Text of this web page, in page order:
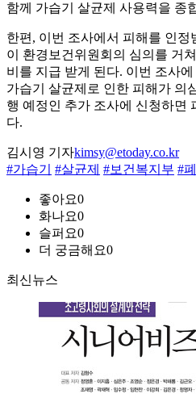
함께 가습기 살균제 사용력을 종
한편, 이번 조사에서 피해를 인정
이 환경보건위원회의 심의를 거
비를 지급 받게 된다. 이번 조사
가습기 살균제로 인한 피해가 의
행 예정인 추가 조사에 신청하면
다.
김시영 기자kimsy@etoday.co.kr
#가습기
#살균제 #보건복지부 #
좋아요0
화나요0
슬퍼요0
더 궁금해요0
최신뉴스